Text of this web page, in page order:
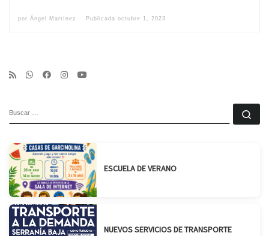
por Ángel Martínez Publicada octubre 1, 2023
ESCUELA DE VERANO
NUEVOS SERVICIOS DE TRANSPORTE